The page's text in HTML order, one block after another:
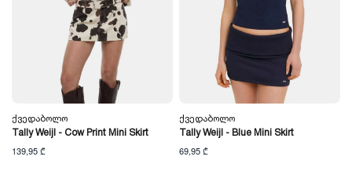
Ქვედაბოლო
Tally Weijl - Cow Print Mini Skirt
139,95 ₾
Ქვედაბოლო
Tally Weijl - Blue Mini Skirt
69,95 ₾